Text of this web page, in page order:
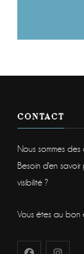
CONTACT
Nous sommes
Besoin d'en
visibilité ?
Vous êtes au bon